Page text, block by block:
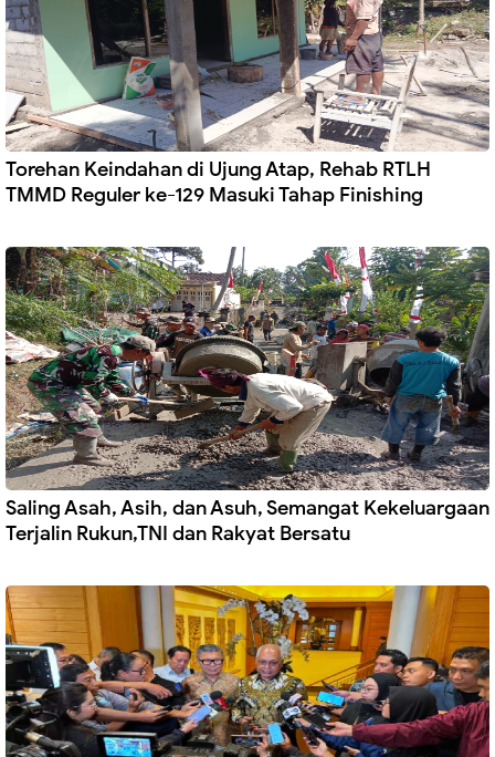
Torehan Keindahan di Ujung Atap, Rehab RTLH
TMMD Reguler ke-129 Masuki Tahap Finishing
Saling Asah, Asih, dan Asuh, Semangat Kekeluargaan
Terjalin Rukun,TNI dan Rakyat Bersatu